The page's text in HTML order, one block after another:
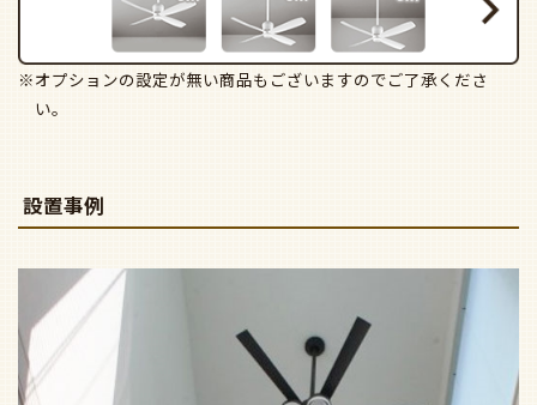
※オプションの設定が無い商品もございますのでご了承くださ
い。
設置事例